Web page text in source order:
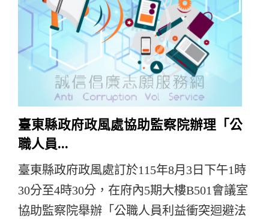
臺東縣政府政風處協助監察院辦理「公
職人員...
臺東縣政府政風處訂於115年8月3日下午1時
30分至4時30分，在府內5期大樓B501會議室
協助監察院舉辦「公職人員利益衝突迴避法